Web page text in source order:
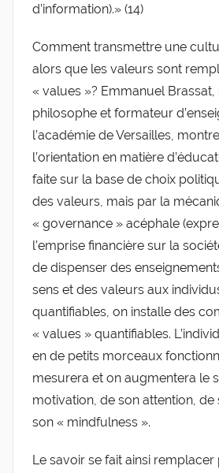
d’information).» (14)
Comment transmettre une
alors que les valeurs sont
« values »? Emmanuel
philosophe et formateur
l’académie de Versailles,
l’orientation en matière
faite sur la base de choix
des valeurs, mais par la
« governance » acéphale
l’emprise financière sur la
de dispenser des
sens et des valeurs aux
quantifiables, on installe des
« values » quantifiables.
en de petits morceaux
mesurera et on augmentera le
motivation, de son attention, de
son « mindfulness ».
Le savoir se fait ainsi remplacer